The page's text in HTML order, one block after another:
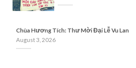
Chùa Hương Tích: Thư Mời Đại Lễ Vu Lan
August 3, 2026